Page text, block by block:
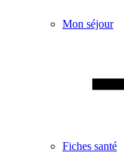
Mon séjour
Fiches santé